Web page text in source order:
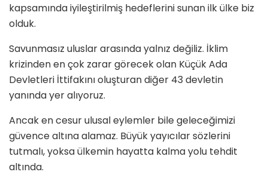
kapsamında iyileştirilmiş hedeflerini sunan ilk ülke biz
olduk.
Savunmasız uluslar arasında yalnız değiliz. İklim
krizinden en çok zarar görecek olan Küçük Ada
Devletleri İttifakını oluşturan diğer 43 devletin
yanında yer alıyoruz.
Ancak en cesur ulusal eylemler bile geleceğimizi
güvence altına alamaz. Büyük yayıcılar sözlerini
tutmalı, yoksa ülkemin hayatta kalma yolu tehdit
altında.